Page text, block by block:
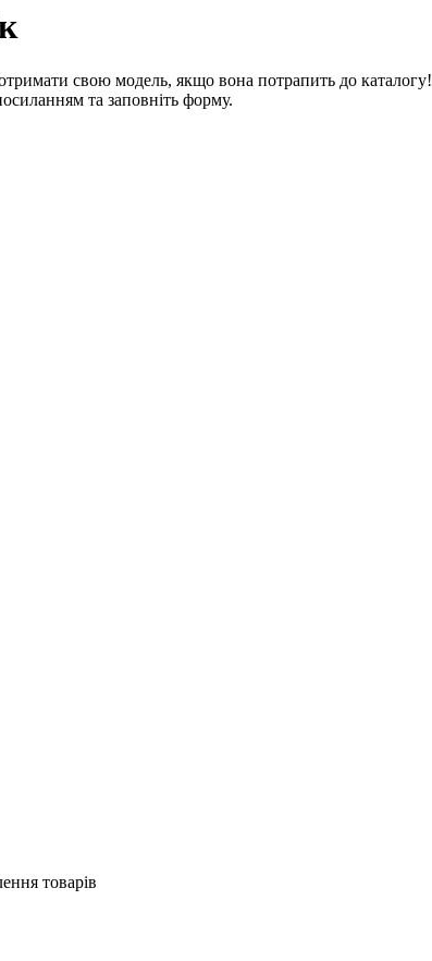
свою модель, якщо вона потрапить до каталогу!
та заповніть форму.
товарів